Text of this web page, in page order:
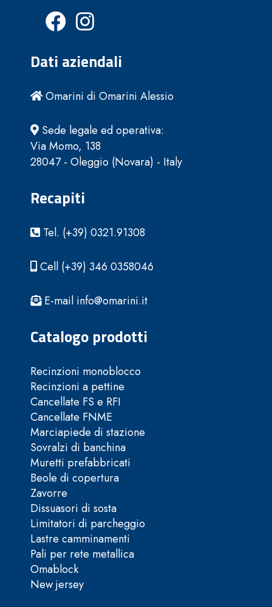
Dati aziendali
Omarini di Omarini Alessio
Sede legale ed operativa:
Via Momo, 138
28047 - Oleggio (Novara) - Italy
Recapiti
Tel. (+39) 0321.91308
Cell (+39) 346 0358046
E-mail info@omarini.it
Catalogo prodotti
Recinzioni monoblocco
Recinzioni a pettine
Cancellate FS e RFI
Cancellate FNME
Marciapiede di stazione
Sovralzi di banchina
Muretti prefabbricati
Beole di copertura
Zavorre
Dissuasori di sosta
Limitatori di parcheggio
Lastre camminamenti
Pali per rete metallica
Omablock
New jersey